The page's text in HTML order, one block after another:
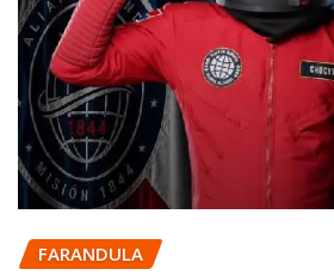
FARANDULA